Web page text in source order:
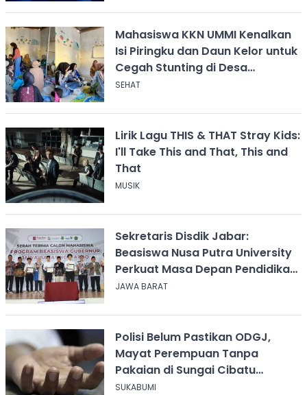
Mahasiswa KKN UMMI Kenalkan
Isi Piringku dan Daun Kelor untuk
Cegah Stunting di Desa
Calingcing
SEHAT
Lirik Lagu THIS & THAT Stray Kids:
I'll Take This and That, This and
That
MUSIK
Sekretaris Disdik Jabar:
Beasiswa Nusa Putra University
Perkuat Masa Depan Pendidikan
Jawa Barat
JAWA BARAT
Polisi Belum Pastikan ODGJ,
Mayat Perempuan Tanpa
Pakaian di Sungai Cibatu
Cikembar
SUKABUMI